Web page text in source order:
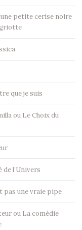
petite cerise noire
griotte
que je suis
ou Le Choix du
de l’Univers
pas une vraie pipe
ou La comédie